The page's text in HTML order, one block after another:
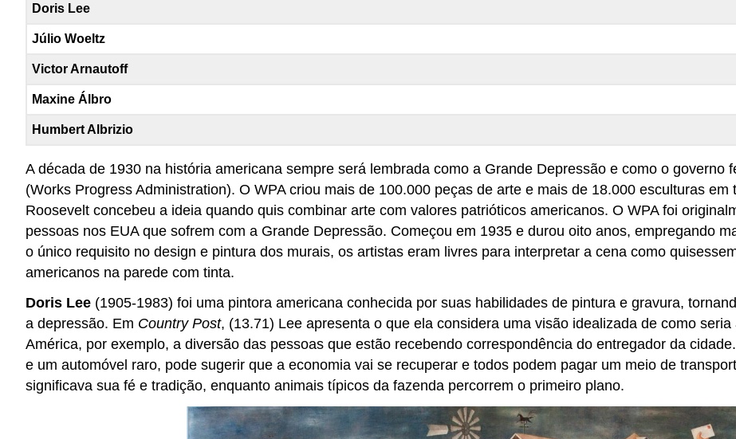
Doris Lee
Júlio Woeltz
Victor Arnautoff
Maxine Álbro
Humbert Albrizio
A década de 1930 na história americana sempre será lembrada como a Grande Depressão e como o governo
(Works Progress Administration). O WPA criou mais de 100.000 peças de arte e mais de 18.000 esculturas
Roosevelt concebeu a ideia quando quis combinar arte com valores patrióticos americanos. O WPA foi
pessoas nos EUA que sofrem com a Grande Depressão. Começou em 1935 e durou oito anos, empregando
o único requisito no design e pintura dos murais, os artistas eram livres para interpretar a cena como
americanos na parede com tinta.
Doris Lee (1905-1983) foi uma pintora americana conhecida por suas habilidades de pintura e gravura,
a depressão. Em Country Post, (13.71) Lee apresenta o que ela considera uma visão idealizada de como
América, por exemplo, a diversão das pessoas que estão recebendo correspondência do entregador da
e um automóvel raro, pode sugerir que a economia vai se recuperar e todos podem pagar um meio de
significava sua fé e tradição, enquanto animais típicos da fazenda percorrem o primeiro plano.